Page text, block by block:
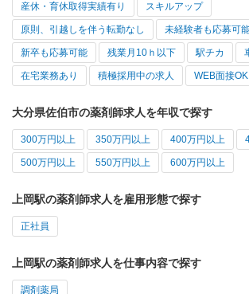
産休・育休取得実績有り スキルアップ
原則、引越しを伴う転勤なし 未経験者も応募可
新卒も応募可能 残業月10ｈ以下 駅チカ
在宅業務あり 積極採用中の求人 WEB面接OK
大分県佐伯市の薬剤師求人を年収で探す
300万円以上 350万円以上 400万円以上
500万円以上 550万円以上 600万円以上
上岡駅の薬剤師求人を雇用形態で探す
正社員
上岡駅の薬剤師求人を仕事内容で探す
調剤薬局